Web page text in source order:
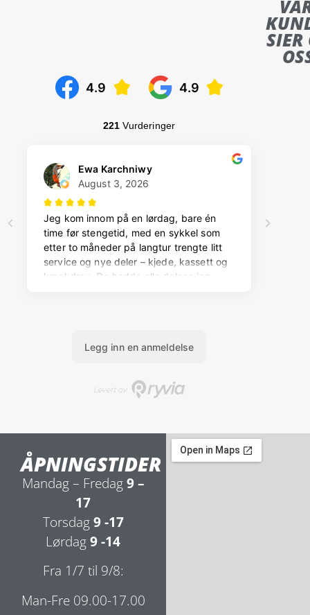
SIER
ÅPNINGSTIDER
Mandag – Fredag9 –
17
Torsdag9 -17
Lørdag9 -14
Fra 1/7 til 9/8:
Man-Fre 09.00-17.00